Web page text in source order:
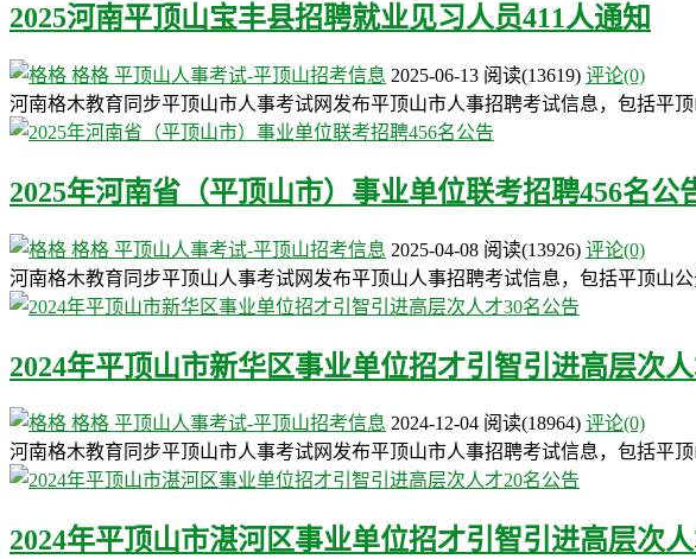
2025河南平顶山宝丰县招聘就业见习人员411人通知
格格 平顶山人事考试-平顶山招考信息 2025-06-13 阅读(13619) 评论(0)
河南格木教育同步平顶山市人事考试网发布平顶山市人事招聘考试信息，包括
2025年河南省（平顶山市）事业单位联考招聘456名公
格格 平顶山人事考试-平顶山招考信息 2025-04-08 阅读(13926) 评论(0)
河南格木教育同步平顶山人事考试网发布平顶山人事招聘考试信息，包括平顶
2024年平顶山市新华区事业单位招才引智引进高层次
格格 平顶山人事考试-平顶山招考信息 2024-12-04 阅读(18964) 评论(0)
河南格木教育同步平顶山市人事考试网发布平顶山市人事招聘考试信息，包括
2024年平顶山市湛河区事业单位招才引智引进高层次